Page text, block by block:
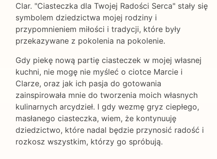
Clar. "Ciasteczka dla Twojej Radości Serca" stały się
symbolem dziedzictwa mojej rodziny i
przypomnieniem miłości i tradycji, które były
przekazywane z pokolenia na pokolenie.
Gdy piekę nową partię ciasteczek w mojej własnej
kuchni, nie mogę nie myśleć o ciotce Marcie i
Clarze, oraz jak ich pasja do gotowania
zainspirowała mnie do tworzenia moich własnych
kulinarnych arcydzieł. I gdy wezmę gryz ciepłego,
masłanego ciasteczka, wiem, że kontynuuję
dziedzictwo, które nadal będzie przynosić radość i
rozkosz wszystkim, którzy go spróbują.